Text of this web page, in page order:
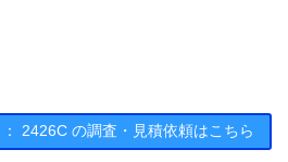
2426C の調査・見積依頼はこちら